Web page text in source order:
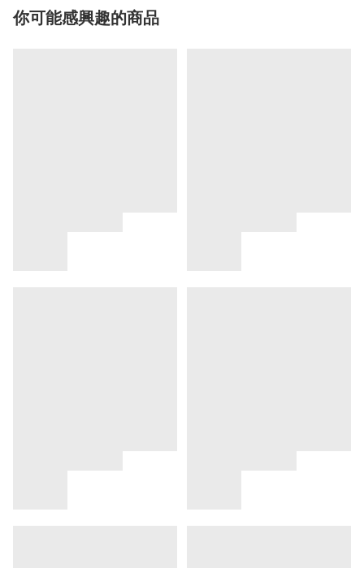
你可能感興趣的商品